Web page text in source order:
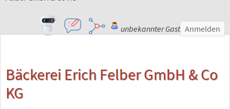
unbekannter Gast Anmelden
Bäckerei Erich Felber GmbH & Co
KG